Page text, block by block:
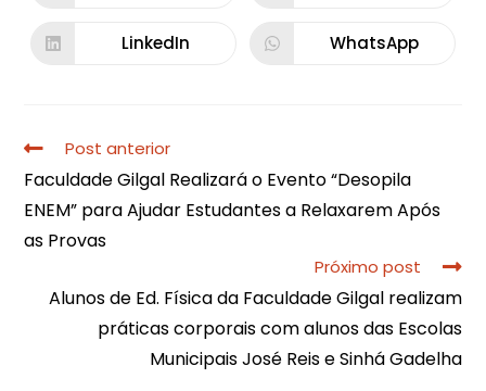
LinkedIn WhatsApp
Post anterior
Faculdade Gilgal Realizará o Evento “Desopila
ENEM” para Ajudar Estudantes a Relaxarem Após
as Provas
Próximo post
Alunos de Ed. Física da Faculdade Gilgal realizam
práticas corporais com alunos das Escolas
Municipais José Reis e Sinhá Gadelha